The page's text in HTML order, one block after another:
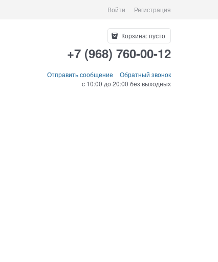
Войти Регистрация
Корзина:пусто
+7 (968) 760-00-12
Отправить сообщение
Обратный звонок
c 10:00 до 20:00 без выходных